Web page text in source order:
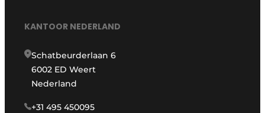
KANTOOR NEDERLAND
Schatbeurderlaan 6
6002 ED Weert
Nederland
+31 495 450095